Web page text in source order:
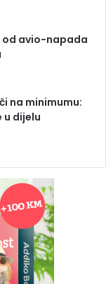
od avio-napada
na minimumu:
u dijelu